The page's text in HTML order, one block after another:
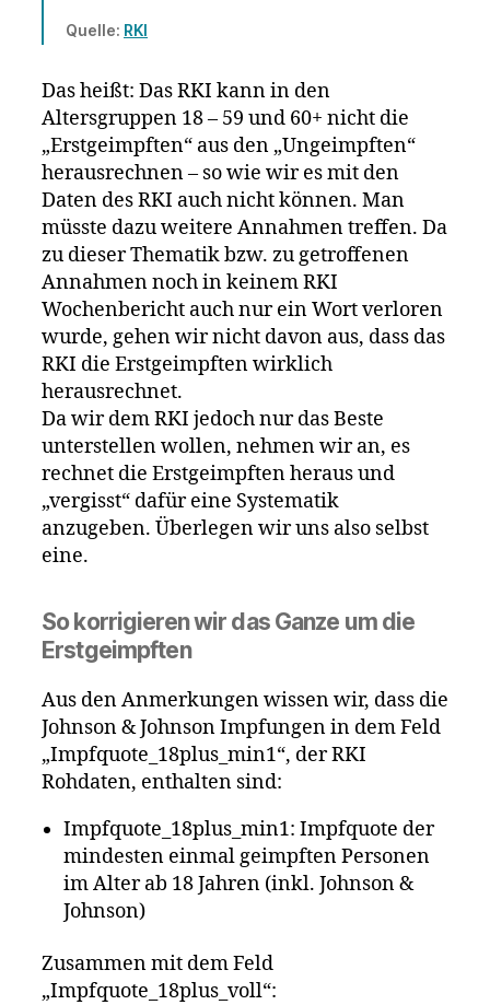
Quelle: RKI
Das heißt: Das RKI kann in den
Altersgruppen 18 – 59 und 60+ nicht die
„Erstgeimpften“ aus den „Ungeimpften“
herausrechnen – so wie wir es mit den
Daten des RKI auch nicht können. Man
müsste dazu weitere Annahmen treffen. Da
zu dieser Thematik bzw. zu getroffenen
Annahmen noch in keinem RKI
Wochenbericht auch nur ein Wort verloren
wurde, gehen wir nicht davon aus, dass das
RKI die Erstgeimpften wirklich
herausrechnet.
Da wir dem RKI jedoch nur das Beste
unterstellen wollen, nehmen wir an, es
rechnet die Erstgeimpften heraus und
„vergisst“ dafür eine Systematik
anzugeben. Überlegen wir uns also selbst
eine.
So korrigieren wir das Ganze um die
Erstgeimpften
Aus den Anmerkungen wissen wir, dass die
Johnson & Johnson Impfungen in dem Feld
„Impfquote_18plus_min1“, der RKI
Rohdaten, enthalten sind:
Impfquote_18plus_min1: Impfquote der
mindesten einmal geimpften Personen
im Alter ab 18 Jahren (inkl. Johnson &
Johnson)
Zusammen mit dem Feld
„Impfquote_18plus_voll“: